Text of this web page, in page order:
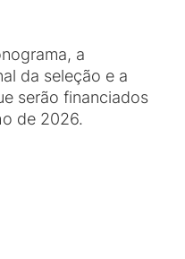
a
da seleção e a
serão financiados
de 2026.